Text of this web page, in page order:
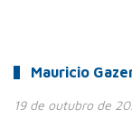
Mauricio
19 de outubro de